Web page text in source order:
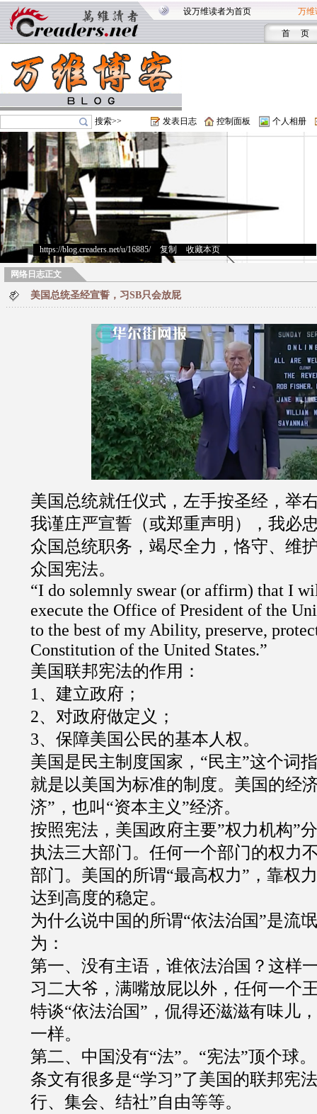
设万维读者为首页 万维
首 页
搜索>> 发表日志 控制面板 个人相册
https://blog.creaders.net/u/16885/> 复制 收藏本页
网络日志正文
美国总统圣经宣誓，习SB只会放屁
美国总统就任仪式，左手按圣经，举
我谨庄严宣誓（或郑重声明），我必
众国总统职务，竭尽全力，恪守、维
众国宪法。
“I do solemnly swear (or affirm) that I
execute the Office of President of the
to the best of my Ability, preserve,
Constitution of the United States.”
美国联邦宪法的作用：
1 、建立政府；
2、对政府做定义；
3、保障美国公民的基本人权。
美国是民主制度国家， “民主”这个词
就是以美国为标准的制度。美国的经
济” ，也叫 “资本主义”经济。
按照宪法，美国政府主要”权力机构”
执法三大部门。任何一个部门的权力
部门。美国的所谓“最高权力” ，靠权
达到高度的稳定。
为什么说中国的所谓“依法治国”是流
为：
第一、没有主语，谁依法治国？这样
习二大爷，满嘴放屁以外，任何一个
特谈“依法治国” ，侃得还滋滋有味儿
一样。
第二、中国没有“法”。 “宪法”顶个球
条文有很多是“学习”了美国的联邦宪
行、集会、结社”自由等等。